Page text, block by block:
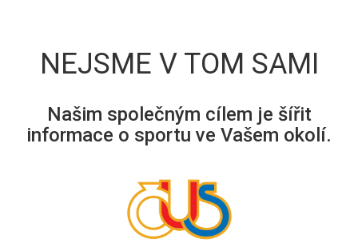
NEJSME V TOM SAMI
Našim společným cílem je šířit
informace o sportu ve Vašem okolí.